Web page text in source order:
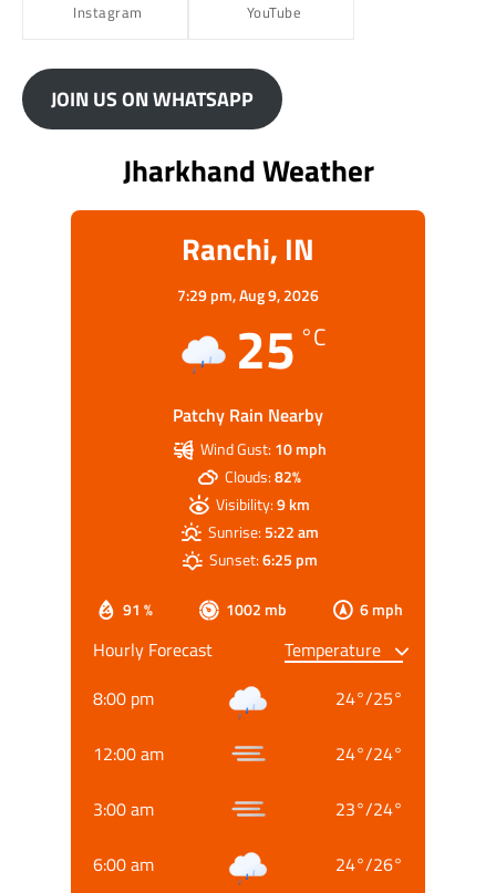
Instagram YouTube
JOIN US ON WHATSAPP
Jharkhand Weather
Ranchi, IN
7:29 pm,Aug 9, 2026
25 °C
Patchy Rain Nearby
91 % 1002 mb 6 mph
Wind Gust: 10 mph
Clouds:82%
Visibility:9 km
Sunrise:5:22 am
Sunset:6:25 pm
Hourly Forecast
8:00 pm
24°/25°
12:00 am 24°/24°
3:00 am 23°/24°
6:00 am 24°/26°